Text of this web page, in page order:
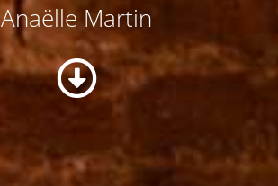
Anaëlle Martin